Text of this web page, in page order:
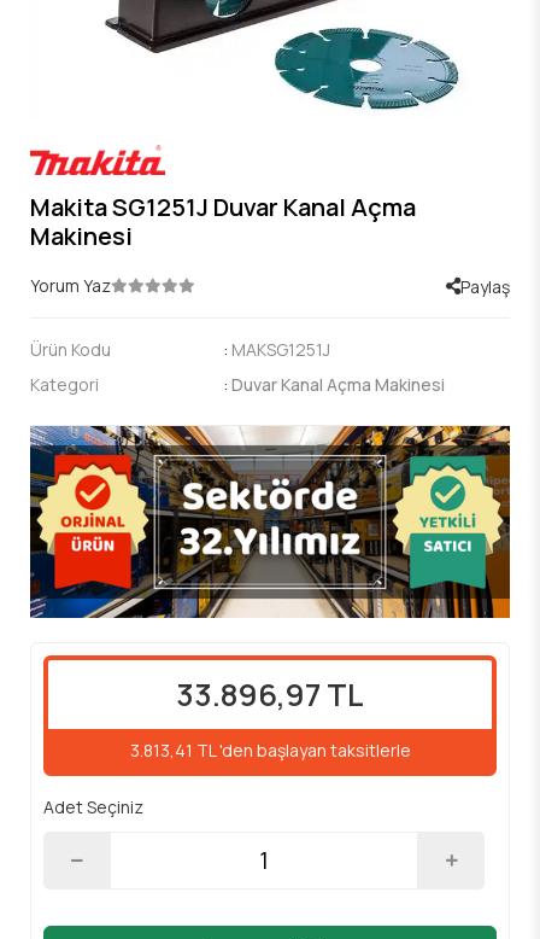
Makita SG1251J Duvar Kanal Açma
Makinesi
Yorum Yaz Paylaş
Ürün Kodu : MAKSG1251J
Kategori
: Duvar Kanal Açma Makinesi
33.896,97 TL
3.813,41 TL 'den başlayan taksitlerle
Adet Seçiniz